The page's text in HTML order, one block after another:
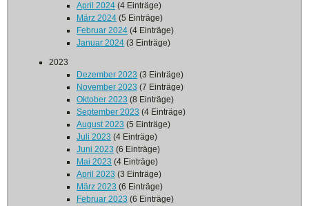
April 2024 (4 Einträge)
März 2024 (5 Einträge)
Februar 2024 (4 Einträge)
Januar 2024 (3 Einträge)
2023
Dezember 2023 (3 Einträge)
November 2023 (7 Einträge)
Oktober 2023 (8 Einträge)
September 2023 (4 Einträge)
August 2023 (5 Einträge)
Juli 2023 (4 Einträge)
Juni 2023 (6 Einträge)
Mai 2023 (4 Einträge)
April 2023 (3 Einträge)
März 2023 (6 Einträge)
Februar 2023 (6 Einträge)